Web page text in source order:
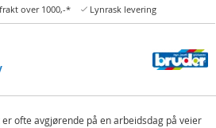
over 1000,-* Lynrask levering
ofte avgjørende på en arbeidsdag på veier